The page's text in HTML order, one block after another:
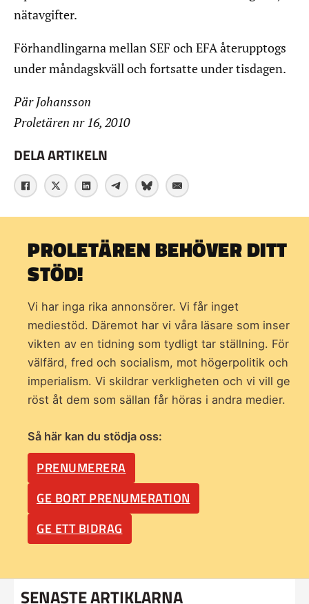
nätavgifter.
Förhandlingarna mellan SEF och EFA återupptogs
under måndagskväll och fortsatte under tisdagen.
Pär Johansson
Proletären nr 16, 2010
DELA ARTIKELN
PROLETÄREN BEHÖVER DITT
STÖD!
Vi har inga rika annonsörer. Vi får inget
mediestöd. Däremot har vi våra läsare som inser
vikten av en tidning som tydligt tar ställning. För
välfärd, fred och socialism, mot högerpolitik och
imperialism. Vi skildrar verkligheten och vi vill ge
röst åt dem som sällan får höras i andra medier.
Så här kan du stödja oss:
PRENUMERERA
GE BORT PRENUMERATION
GE ETT BIDRAG
SENASTE ARTIKLARNA